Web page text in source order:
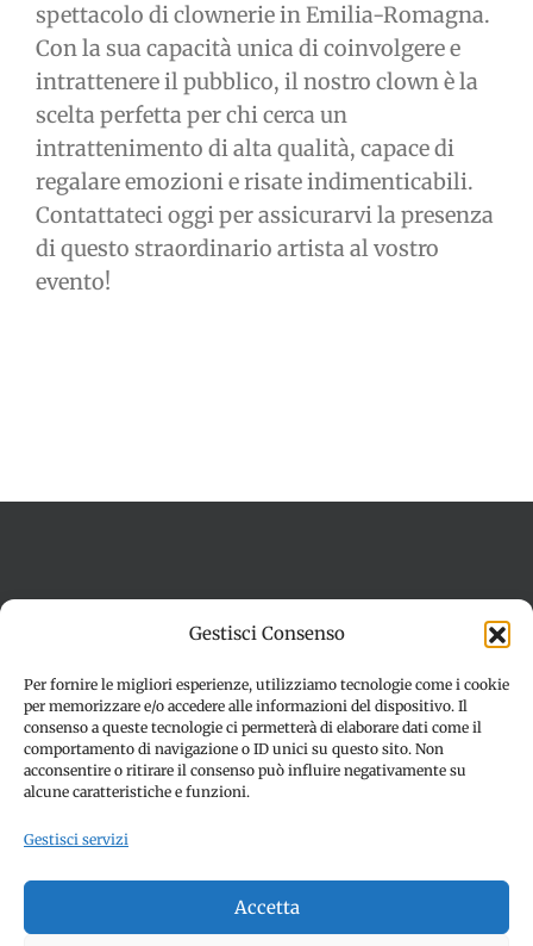
Gestisci Consenso
Per fornire le migliori esperienze, utilizziamo tecnologie come i cookie
per memorizzare e/o accedere alle informazioni del dispositivo. Il
consenso a queste tecnologie ci permetterà di elaborare dati come il
comportamento di navigazione o ID unici su questo sito. Non
acconsentire o ritirare il consenso può influire negativamente su
alcune caratteristiche e funzioni.
Gestisci servizi
Accetta
spettacolo di clownerie in Emilia-Romagna.
Con la sua capacità unica di coinvolgere e
intrattenere il pubblico, il nostro clown è la
scelta perfetta per chi cerca un
intrattenimento di alta qualità, capace di
regalare emozioni e risate indimenticabili.
Contattateci oggi per assicurarvi la presenza
di questo straordinario artista al vostro
evento!
Disconoscimento
© Copyright 2012 -2026 | SPETTACOLI EVENTI - CIVITANOVA
MARCHE (MC) - Partita iva: 01907890436 | ALL RIGHTS